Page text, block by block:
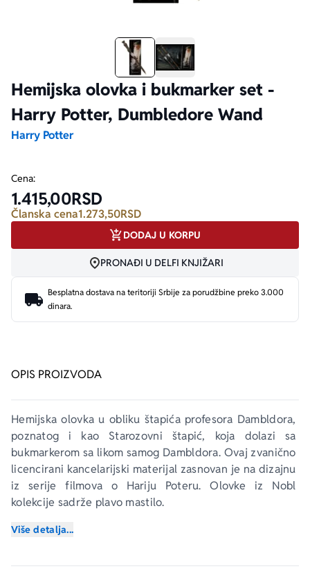
Hemijska olovka i bukmarker set -
Harry Potter, Dumbledore Wand
Harry Potter
OPIS PROIZVODA
Hemijska olovka u obliku štapića profesora Dambldora,
poznatog i kao Starozovni štapić, koja dolazi sa
bukmarkerom sa likom samog Dambldora. Ovaj zvanično
licencirani kancelarijski materijal zasnovan je na dizajnu
iz serije filmova o Hariju Poteru. Olovke iz Nobl
kolekcije sadrže plavo mastilo.
Set olovki i bukmarkera dužine je približno 23 cm, a
savršen dodatak za kosplej ili školsku pernicu i
Više detalja...
Cena:
1.415,00RSD
Članska cena1.273,50RSD
DODAJ U KORPU
PRONAĐI U DELFI KNJIŽARI
Besplatna dostava na teritoriji Srbije za porudžbine preko 3.000
dinara.
E-knjige
Lični razvoj i popularna psihologija
Biografija
Dejan Tiago-Stanković
Milica Jakovljević Mir-Jam
Elif Šafak